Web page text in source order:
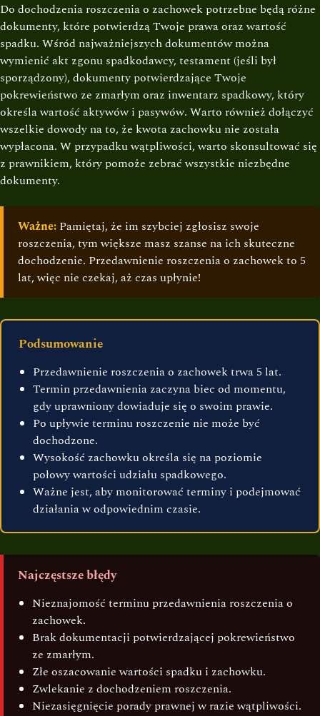
Do dochodzenia roszczenia o zachowek potrzebne będą różne
dokumenty, które potwierdzą Twoje prawa oraz wartość
spadku. Wśród najważniejszych dokumentów można
wymienić akt zgonu spadkodawcy, testament (jeśli był
sporządzony), dokumenty potwierdzające Twoje
pokrewieństwo ze zmarłym oraz inwentarz spadkowy, który
określa wartość aktywów i pasywów. Warto również dołączyć
wszelkie dowody na to, że kwota zachowku nie została
wypłacona. W przypadku wątpliwości, warto skonsultować się
z prawnikiem, który pomoże zebrać wszystkie niezbędne
dokumenty.
Ważne: Pamiętaj, że im szybciej zgłosisz swoje
roszczenia, tym większe masz szanse na ich skuteczne
dochodzenie. Przedawnienie roszczenia o zachowek to 5
lat, więc nie czekaj, aż czas upłynie!
Podsumowanie
Przedawnienie roszczenia o zachowek trwa 5 lat.
Termin przedawnienia zaczyna biec od momentu,
gdy uprawniony dowiaduje się o swoim prawie.
Po upływie terminu roszczenie nie może być
dochodzone.
Wysokość zachowku określa się na poziomie
połowy wartości udziału spadkowego.
Ważne jest, aby monitorować terminy i podejmować
działania w odpowiednim czasie.
Najczęstsze błędy
Nieznajomość terminu przedawnienia roszczenia o
zachowek.
Brak dokumentacji potwierdzającej pokrewieństwo
ze zmarłym.
Złe oszacowanie wartości spadku i zachowku.
Zwlekanie z dochodzeniem roszczenia.
Niezasięgnięcie porady prawnej w razie wątpliwości.